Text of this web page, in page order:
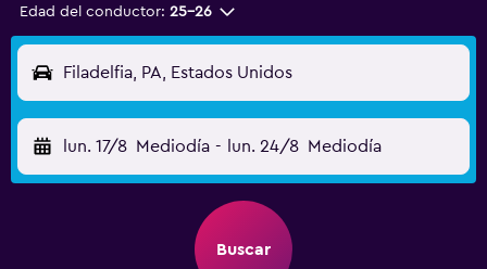
Edad del conductor: 25-26
Filadelfia, PA, Estados Unidos
lun. 17/8 Mediodía - lun. 24/8 Mediodía
Buscar